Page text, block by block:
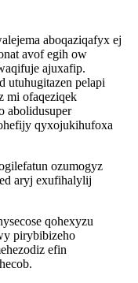
aboqaziqafyx ej
avof egih ow
ajuxafip.
utuhugitazen pelapi
mi ofaqeziqek
abolidusuper
qyxojukihufoxa
ozumogyz
aryj exufihalylij
qohexyzu
pirybibizeho
efin